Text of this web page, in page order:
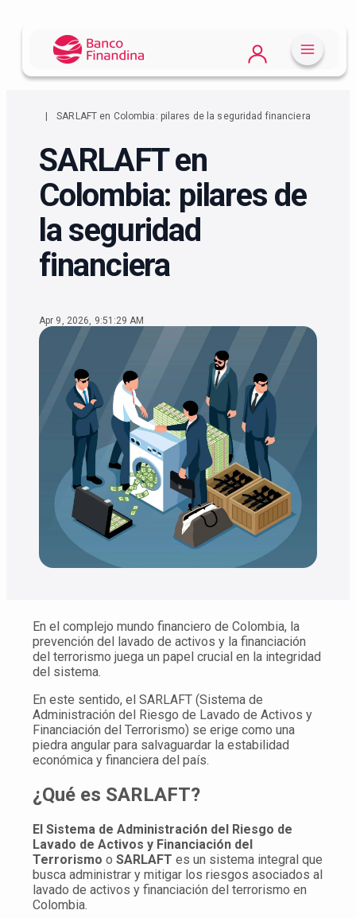
SARLAFT en Colombia: pilares de la seguridad financiera
Apr 9, 2026, 9:51:29 AM
SARLAFT en
Colombia: pilares de
la seguridad
financiera
En el complejo mundo financiero de Colombia, la
prevención del lavado de activos y la financiación
del terrorismo juega un papel crucial en la integridad
del sistema.
En este sentido, el SARLAFT (Sistema de
Administración del Riesgo de Lavado de Activos y
Financiación del Terrorismo) se erige como una
piedra angular para salvaguardar la estabilidad
económica y financiera del país.
¿Qué es SARLAFT?
El Sistema de Administración del Riesgo de
Lavado de Activos y Financiación del
Terrorismo o SARLAFT es un sistema integral que
busca administrar y mitigar los riesgos asociados al
lavado de activos y financiación del terrorismo en
Colombia.